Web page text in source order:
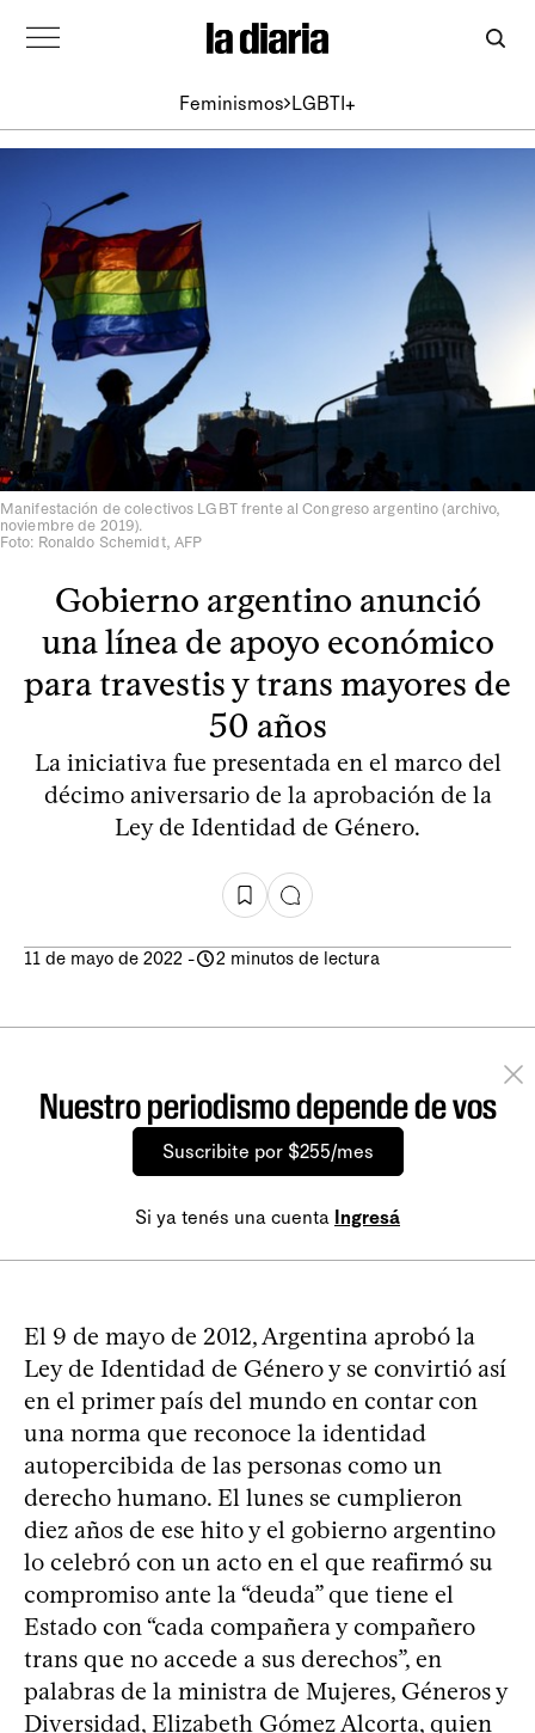
Feminismos LGBTI+
Manifestación de colectivos LGBT frente al Congreso argentino (archivo,
noviembre de 2019).
Foto: Ronaldo Schemidt, AFP
Gobierno argentino anunció
una línea de apoyo económico
para travestis y trans mayores de
50 años
La iniciativa fue presentada en el marco del
décimo aniversario de la aprobación de la
Ley de Identidad de Género.
11 de mayo de 2022 - 2 minutos de lectura
Nuestro periodismo depende de vos
Suscribite por $255/mes
Si ya tenés una cuenta Ingresá
El 9 de mayo de 2012, Argentina aprobó la
Ley de Identidad de Género y se convirtió así
en el primer país del mundo en contar con
una norma que reconoce la identidad
autopercibida de las personas como un
derecho humano. El lunes se cumplieron
diez años de ese hito y el gobierno argentino
lo celebró con un acto en el que reafirmó su
compromiso ante la “deuda” que tiene el
Estado con “cada compañera y compañero
trans que no accede a sus derechos”, en
palabras de la ministra de Mujeres, Géneros y
Diversidad, Elizabeth Gómez Alcorta, quien